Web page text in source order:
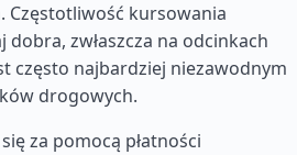
Częstotliwość kursowania
dobra, zwłaszcza na odcinkach
często najbardziej niezawodnym
drogowych.
za pomocą płatności